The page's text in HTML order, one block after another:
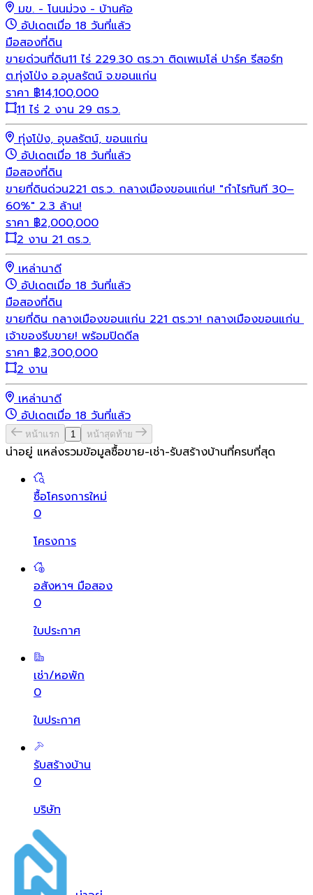
มข. - โนนม่วง - บ้านค้อ
อัปเดตเมื่อ 18 วันที่แล้ว
มือสองที่ดิน
ขายด่วนที่ดิน11 ไร่ 229.30 ตร.วา ติดเพเมโล่ ปาร์ค รีสอร์ท
ต.ทุ่งโป่ง อ.อุบลรัตน์ จ.ขอนแก่น
ราคา ฿14,100,000
11 ไร่ 2 งาน 29 ตร.ว.
ทุ่งโป่ง, อุบลรัตน์, ขอนแก่น
อัปเดตเมื่อ 18 วันที่แล้ว
มือสองที่ดิน
ขายที่ดินด่วน221 ตร.ว. กลางเมืองขอนแก่น! "กำไรทันที 30–
60%" 2.3 ล้าน!
ราคา ฿2,000,000
2 งาน 21 ตร.ว.
เหล่านาดี
อัปเดตเมื่อ 18 วันที่แล้ว
มือสองที่ดิน
ขายที่ดิน กลางเมืองขอนแก่น 221 ตร.วา! กลางเมืองขอนแก่น ​
เจ้าของรีบขาย! พร้อมปิดดีล
ราคา ฿2,300,000
2 งาน
เหล่านาดี
อัปเดตเมื่อ 18 วันที่แล้ว
หน้าแรก 1 หน้าสุดท้าย
น่าอยู่ แหล่งรวมข้อมูลซื้อขาย-เช่า-รับสร้างบ้านที่ครบที่สุด
ซื้อโครงการใหม่
0
โครงการ
อสังหาฯ มือสอง
0
ใบประกาศ
เช่า/หอพัก
0
ใบประกาศ
รับสร้างบ้าน
0
บริษัท